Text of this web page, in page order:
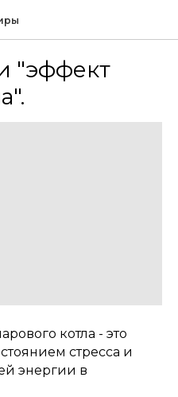
"эффект
котла - это
стресса и
энергии в